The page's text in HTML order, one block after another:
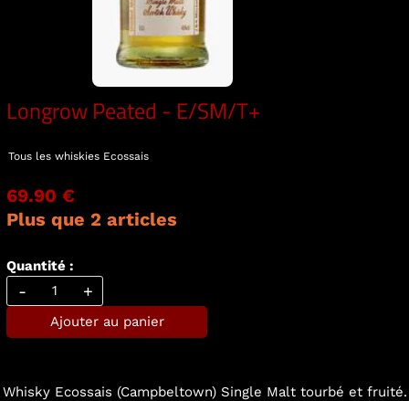
Longrow Peated - E/SM/T+
Tous les whiskies Ecossais
69.90 €
Plus que 2 articles
Quantité :
- +
Ajouter au panier
Whisky Ecossais (Campbeltown) Single Malt tourbé et fruité.